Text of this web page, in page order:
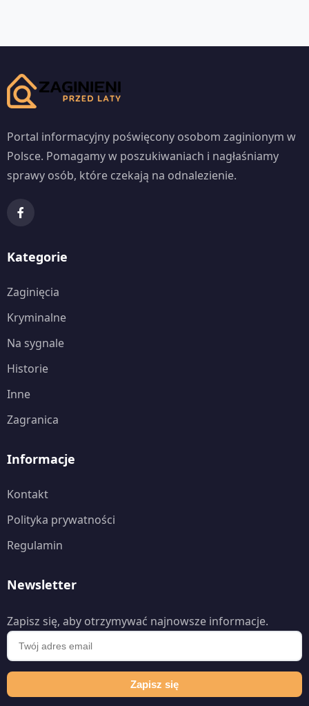
Portal informacyjny poświęcony osobom zaginionym w
Polsce. Pomagamy w poszukiwaniach i nagłaśniamy
sprawy osób, które czekają na odnalezienie.
Kategorie
Zaginięcia
Kryminalne
Na sygnale
Historie
Inne
Zagranica
Informacje
Kontakt
Polityka prywatności
Regulamin
Newsletter
Zapisz się, aby otrzymywać najnowsze informacje.
Zapisz się